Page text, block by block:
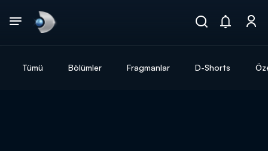
Tümü Bölümler Fragmanlar D-Shorts